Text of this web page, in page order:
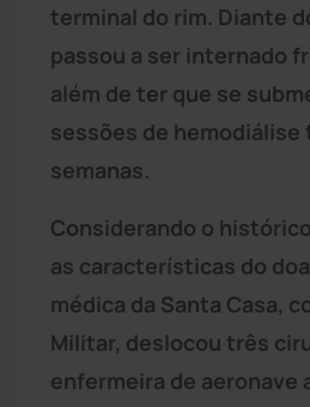
terminal do rim. Diante
passou a ser internado
além de ter que se
sessões de hemodiálise
semanas.
Considerando o
as características do
médica da Santa Casa,
Militar, deslocou três
enfermeira de aeronave